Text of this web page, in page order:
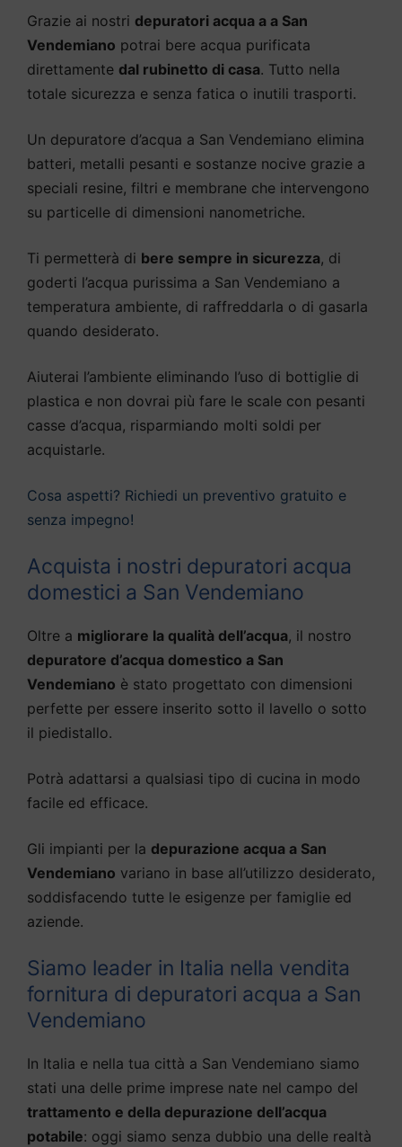
Grazie ai nostri depuratori acqua a a San
Vendemiano potrai bere acqua purificata
direttamente dal rubinetto di casa. Tutto nella
totale sicurezza e senza fatica o inutili trasporti.
Un depuratore d’acqua a San Vendemiano elimina
batteri, metalli pesanti e sostanze nocive grazie a
speciali resine, filtri e membrane che intervengono
su particelle di dimensioni nanometriche.
Ti permetterà di bere sempre in sicurezza, di
goderti l’acqua purissima a San Vendemiano a
temperatura ambiente, di raffreddarla o di gasarla
quando desiderato.
Aiuterai l’ambiente eliminando l’uso di bottiglie di
plastica e non dovrai più fare le scale con pesanti
casse d’acqua, risparmiando molti soldi per
acquistarle.
Cosa aspetti? Richiedi un preventivo gratuito e
senza impegno!
Acquista i nostri depuratori acqua
domestici a San Vendemiano
Oltre a migliorare la qualità dell’acqua, il nostro
depuratore d’acqua domestico a San
Vendemiano è stato progettato con dimensioni
perfette per essere inserito sotto il lavello o sotto
il piedistallo.
Potrà adattarsi a qualsiasi tipo di cucina in modo
facile ed efficace.
Gli impianti per la depurazione acqua a San
Vendemiano variano in base all’utilizzo desiderato,
soddisfacendo tutte le esigenze per famiglie ed
aziende.
Siamo leader in Italia nella vendita
fornitura di depuratori acqua a San
Vendemiano
In Italia e nella tua città a San Vendemiano siamo
stati una delle prime imprese nate nel campo del
trattamento e della depurazione dell’acqua
potabile: oggi siamo senza dubbio una delle realtà